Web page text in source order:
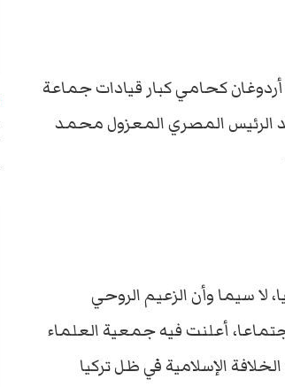
كحامي كبار قيادات جماعة
الرئيس المصري المعزول محمد
لا سيما وأن الزعيم الروحي
الشيخ يوسف القرضاوي عقد في أغسطس/ آب 2014 اجتماعا، أعلنت فيه جمعية العلماء
الإسلامية في ظل تركيا